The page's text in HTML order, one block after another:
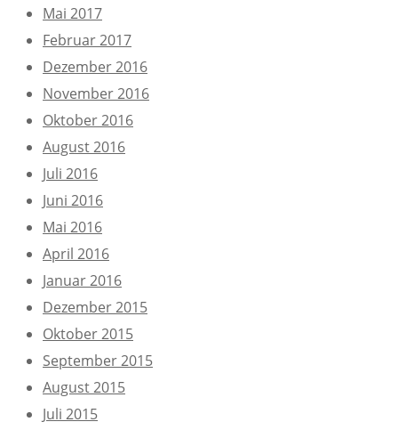
Mai 2017
Februar 2017
Dezember 2016
November 2016
Oktober 2016
August 2016
Juli 2016
Juni 2016
Mai 2016
April 2016
Januar 2016
Dezember 2015
Oktober 2015
September 2015
August 2015
Juli 2015